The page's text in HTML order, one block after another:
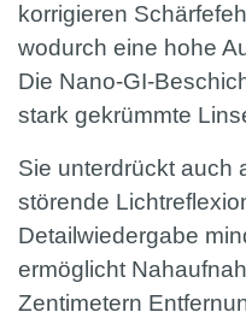
korrigieren
wodurch eine hohe
Die Nano-GI-
stark gekrümmte
Sie unterdrückt auch
störende
Detailwiedergabe
ermöglicht
Zentimetern